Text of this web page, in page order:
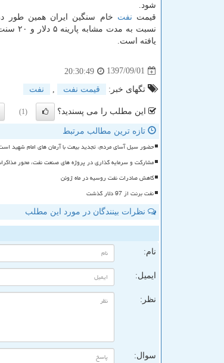
شود.
قیمت نفت
نسبت به
یافته است.
1397/09/01
20:30:49
تگهای خبر: قیمت نفت نفت
این مطلب را می پسندید؟ (1)
تازه ترین مطالب مرتبط
حضور سیل آسای مردم، تجدید بیعت با آرمان های امام شهید
مشارکت و سرمایه گذاری در پروژه های صنعت نفت، محور
کاهش صادرات نفت روسیه در ماه ژوئن
نفت برنت از 97 دلار گذشت
نظرات بینندگان در مورد این مطلب
نام:
ایمیل:
نظر:
سوال: